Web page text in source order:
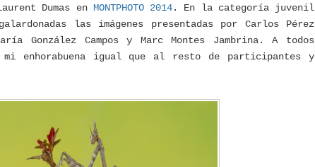
Dumas en MONTPHOTO 2014. En la categoría juvenil
las imágenes presentadas por Carlos Pérez
González Campos y Marc Montes Jambrina. A todos
enhorabuena igual que al resto de participantes y